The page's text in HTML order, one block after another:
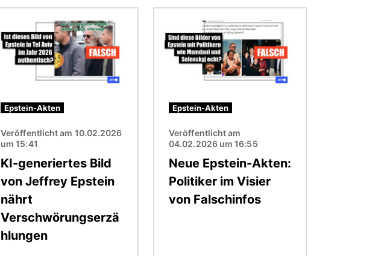
Epstein-Akten
Veröffentlicht am 10.02.2026
um 15:41
KI-generiertes Bild
von Jeffrey Epstein
nährt
Verschwörungserzä
hlungen
Epstein-Akten
Veröffentlicht am
04.02.2026 um 16:55
Neue Epstein-Akten:
Politiker im Visier
von Falschinfos